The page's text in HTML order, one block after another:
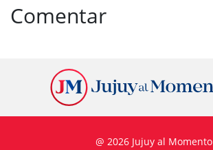
Comentar
@ 2026 Jujuy al Momento